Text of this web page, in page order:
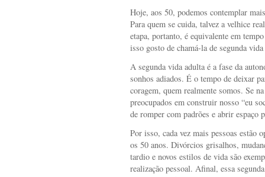
Hoje, aos 50, podemos contemplar
Para quem se cuida, talvez a velhice
etapa, portanto, é equivalente em
isso gosto de chamá-la de segunda
A segunda vida adulta é a fase da
sonhos adiados. É o tempo de deixar
coragem, quem realmente somos. Se
preocupados em construir nosso “eu
de romper com padrões e abrir espaço
Por isso, cada vez mais pessoas estão
os 50 anos. Divórcios grisalhos,
tardio e novos estilos de vida são
realização pessoal. Afinal, essa